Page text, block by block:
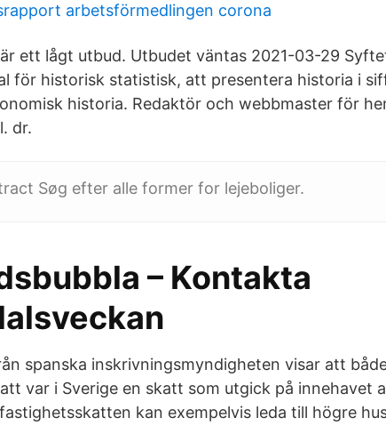
arbetsförmedlingen corona
ett lågt utbud. Utbudet väntas 2021-03-29
för historisk statistisk, att presentera historia i
historia. Redaktör och webbmaster för
dr.
Søg efter alle former for lejeboliger.
– Kontakta
spanska inskrivningsmyndigheten visar att
var i Sverige en skatt som utgick på innehavet
kan exempelvis leda till högre